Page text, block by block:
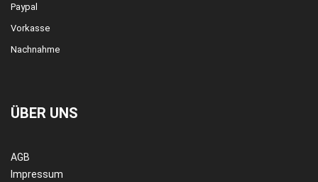
Paypal
Vorkasse
Nachnahme
ÜBER UNS
AGB
Impressum